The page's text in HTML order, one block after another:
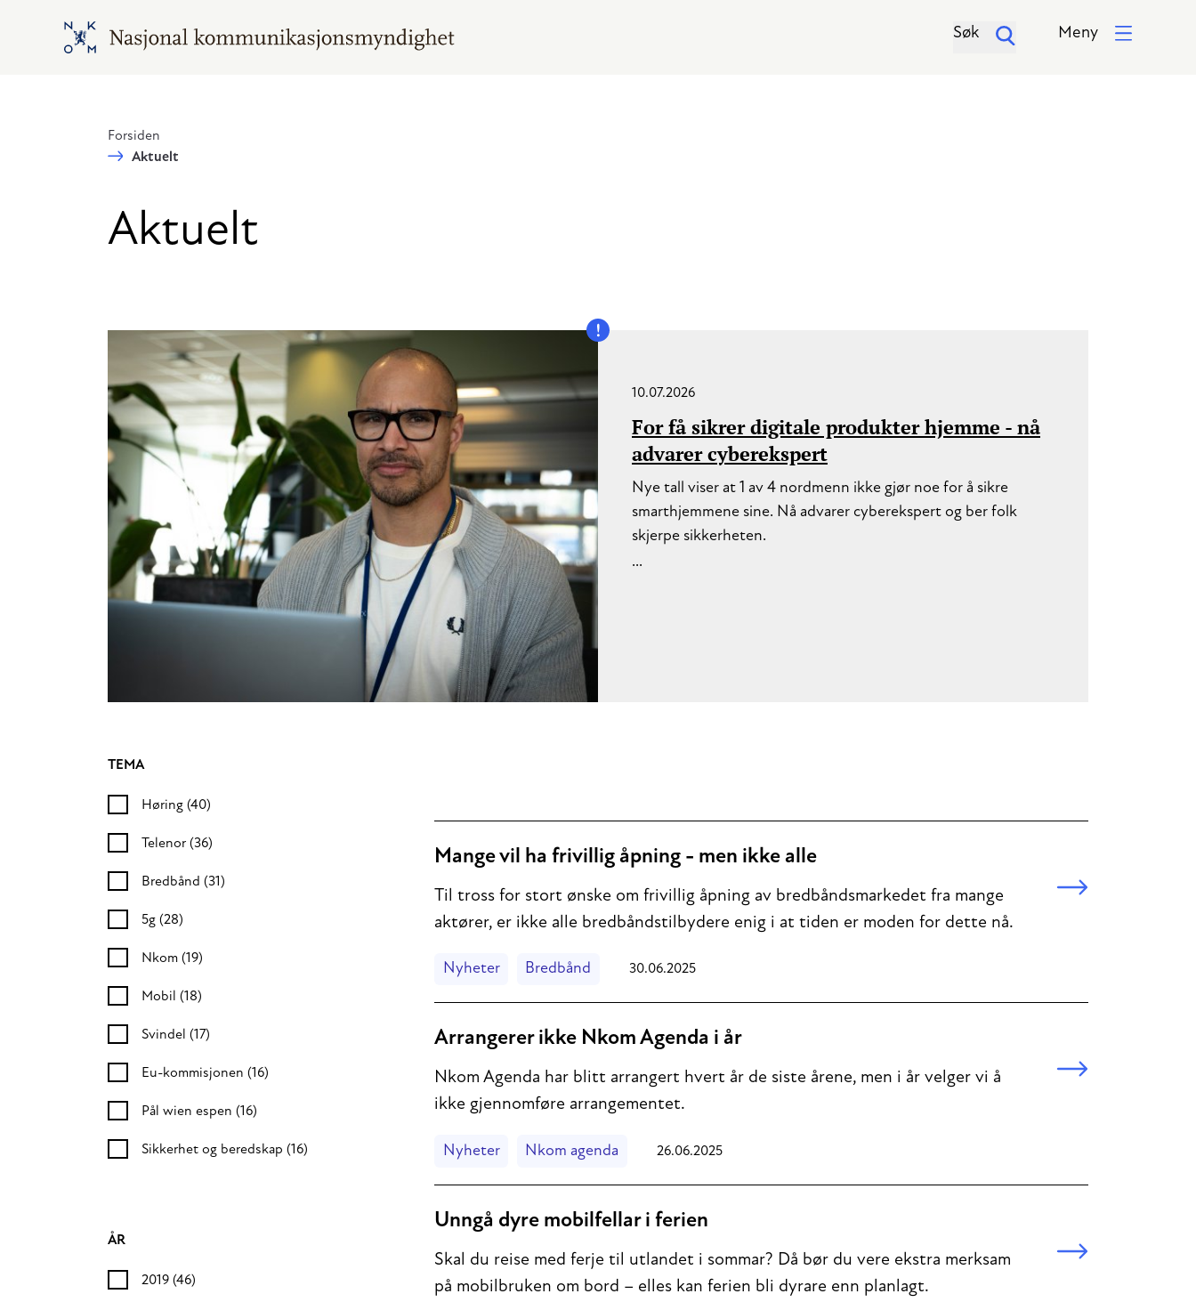
Hopp til hovedinnhold
Gå til hovedsiden Søk Meny
Forsiden
Aktuelt
Aktuelt
10.07.2026
For få sikrer digitale produkter hjemme - nå
advarer cyberekspert
Nye tall viser at 1 av 4 nordmenn ikke gjør noe for å sikre
smarthjemmene sine. Nå advarer cyberekspert og ber folk
skjerpe sikkerheten.
Filtrert søket
TEMA
Høring (40)
Telenor (36)
Bredbånd (31)
5g (28)
Nkom (19)
Mobil (18)
Svindel (17)
Eu-kommisjonen (16)
Pål wien espen (16)
Sikkerhet og beredskap (16)
ÅR
2019 (46)
Mange vil ha frivillig åpning - men ikke alle
Til tross for stort ønske om frivillig åpning av bredbåndsmarkedet fra mange
aktører, er ikke alle bredbåndstilbydere enig i at tiden er moden for dette nå.
Nyheter Bredbånd 30.06.2025
Arrangerer ikke Nkom Agenda i år
Nkom Agenda har blitt arrangert hvert år de siste årene, men i år velger vi å
ikke gjennomføre arrangementet.
Nyheter Nkom agenda 26.06.2025
Unngå dyre mobilfellar i ferien
Skal du reise med ferje til utlandet i sommar? Då bør du vere ekstra merksam
på mobilbruken om bord – elles kan ferien bli dyrare enn planlagt.